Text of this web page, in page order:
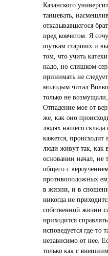
Казанского
танцевать,
отказывавшегося
пред ковчегом. Я
шуткам старших и
том, что учить
надо, но слишком
принимать не
молодым читал
только не
Отпадение мое от
же, как оно
людях нашего
кажется, происходит
люди живут так, как
основании начал, не
общего с
противоположных
в жизни, и в
никогда не
собственной жизни
приходится
исповедуется где-то
независимо от нее.
только как с